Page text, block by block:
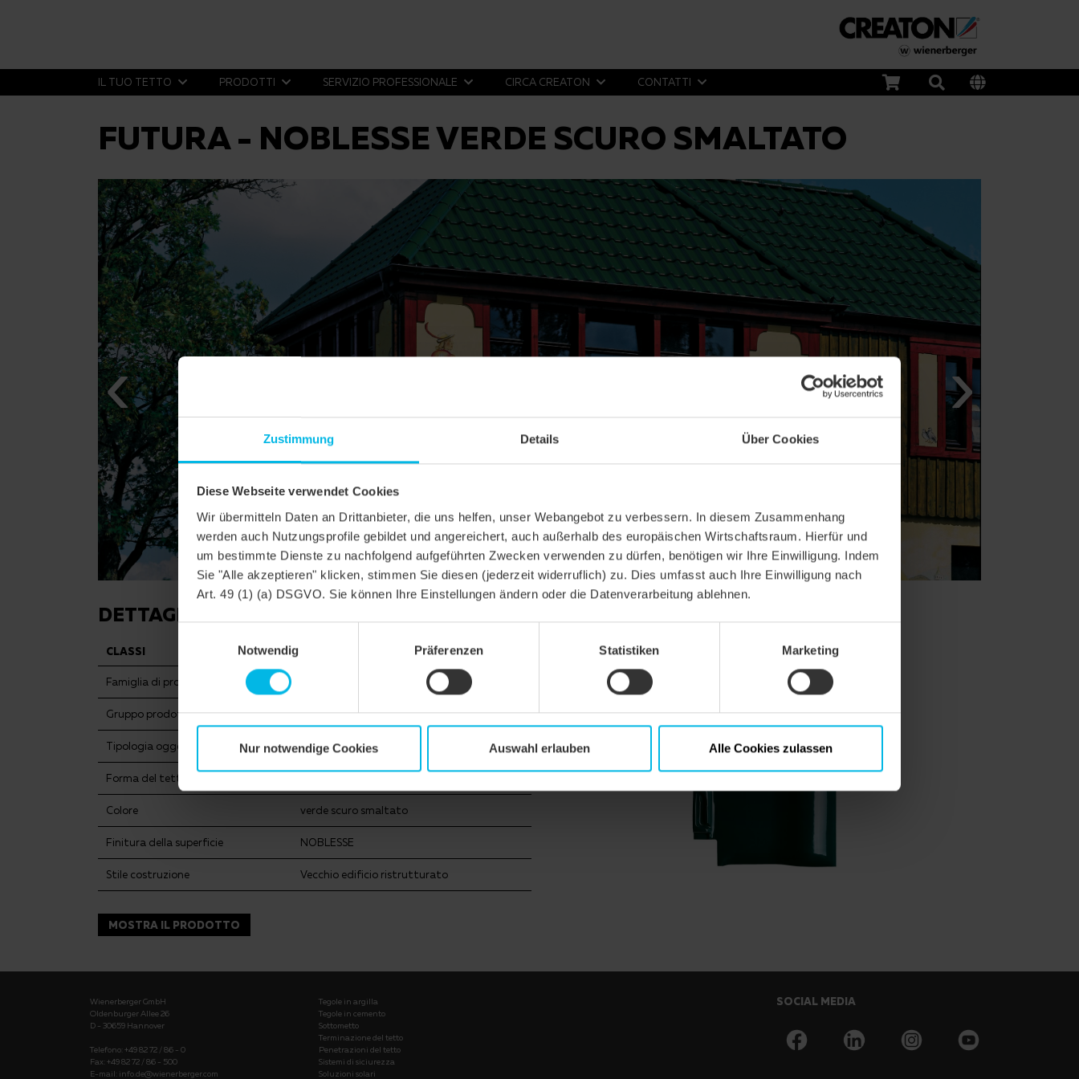
Zustimmung Details Über Cookies
Diese Webseite verwendet Cookies
Wir übermitteln Daten an Drittanbieter, die uns helfen, unser Webangebot zu verbessern. In diesem Zusammenhang
werden auch Nutzungsprofile gebildet und angereichert, auch außerhalb des europäischen Wirtschaftsraum. Hierfür und
um bestimmte Dienste zu nachfolgend aufgeführten Zwecken verwenden zu dürfen, benötigen wir Ihre Einwilligung. Indem
Sie "Alle akzeptieren" klicken, stimmen Sie diesen (jederzeit widerruflich) zu. Dies umfasst auch Ihre Einwilligung nach
Art. 49 (1) (a) DSGVO. Sie können Ihre Einstellungen ändern oder die Datenverarbeitung ablehnen.
Notwendig
Präferenzen Statistiken Marketing
Nur notwendige Cookies Auswahl erlauben Alle Cookies zulassen
IL TUO TETTO PRODOTTI SERVIZIO PROFESSIONALE CIRCA CREATON CONTATTI
FUTURA - NOBLESSE VERDE SCURO SMALTATO
DETTAGLI
CLASSI
Famiglia di prodotto
Gruppo prodotto Tegole
Tipologia oggetto Edificio pubblico
Forma del tetto
Colore verde scuro smaltato
Finitura della superficie NOBLESSE
Stile costruzione Vecchio edificio ristrutturato
MOSTRA IL PRODOTTO
Wienerberger GmbH
Oldenburger Allee 26
D - 30659 Hannover
Telefono: +49 82 72 / 86 - 0
Fax: +49 82 72 / 86 - 500
E-mail: info.de@wienerberger.com
Tegole in argilla
Tegole in cemento
Sottometto
Terminazione del tetto
Penetrazioni del tetto
Sistemi di siciurezza
Soluzioni solari
SOCIAL MEDIA